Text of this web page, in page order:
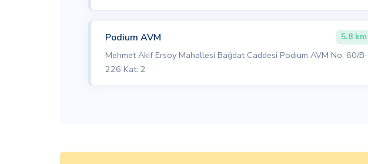
Podium AVM 5.8 km
Mehmet Akif Ersoy Mahallesi Bağdat Caddesi Podıum AVM No: 60/B-
226 Kat: 2